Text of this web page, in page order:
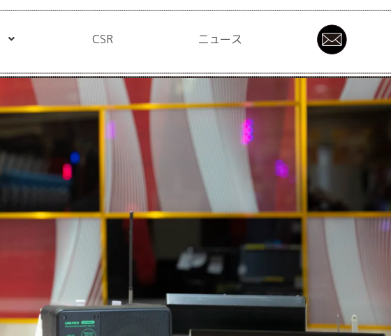
CSR ニュース